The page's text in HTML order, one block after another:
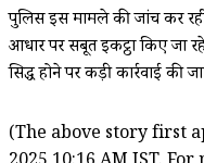
पुलिस इस मामले की जांच कर
आधार पर सबूत इकट्ठा किए जा
सिद्ध होने पर कड़ी कार्रवाई की
(The above story first